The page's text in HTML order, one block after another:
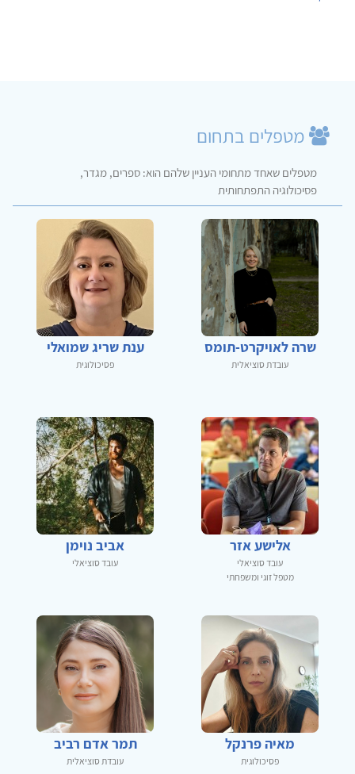
מטפלים בתחום
מטפלים שאחד מתחומי העניין שלהם הוא: ספרים, מגדר,
פסיכולוגיה התפתחותית
שרה לאויקרט-תומס
עובדת סוציאלית
ענת שריג שמואלי
פסיכולוגית
אלישע אזר
עובד סוציאלי
מטפל זוגי ומשפחתי
אביב נוימן
עובד סוציאלי
מאיה פרנקל
פסיכולוגית
תמר אדם רביב
עובדת סוציאלית